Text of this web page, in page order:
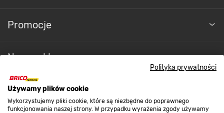
Polityka prywatności
Używamy plików cookie
Wykorzystujemy pliki cookie, które są niezbędne do poprawnego
funkcjonowania naszej strony. W przypadku wyrażenia zgody używamy
Promocje
Nasze sklepy
O nas